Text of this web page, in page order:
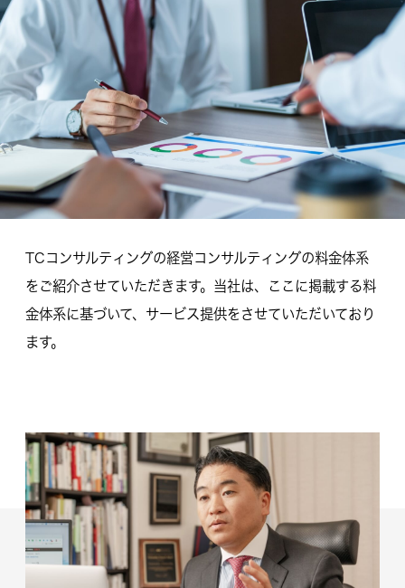
TCコンサルティングの経営コンサルティングの料金体系
をご紹介させていただきます。当社は、ここに掲載する料
金体系に基づいて、サービス提供をさせていただいており
ます。